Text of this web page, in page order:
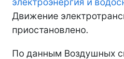
Движение
приостановлено.
По данным Воздушных